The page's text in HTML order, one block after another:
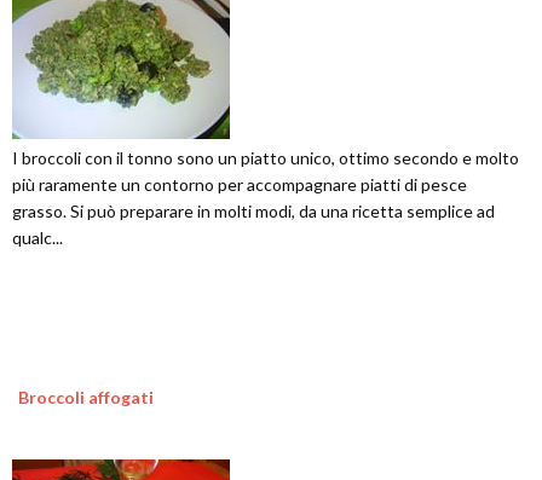
I broccoli con il tonno sono un piatto unico, ottimo secondo e molto
più raramente un contorno per accompagnare piatti di pesce
grasso. Si può preparare in molti modi, da una ricetta semplice ad
qualc...
Broccoli affogati